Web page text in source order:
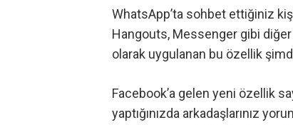
WhatsApp’ta sohbet ettiğiniz
Hangouts, Messenger gibi
olarak uygulanan bu özellik
Facebook’a gelen yeni özellik
yaptığınızda arkadaşlarınız